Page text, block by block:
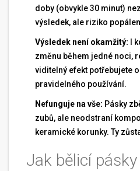
doby (obvykle 30 minut)
výsledek, ale riziko
Výsledek není okamžitý: I
změnu během jedné noci,
viditelný efekt potřebujete
pravidelného používání.
Nefunguje na vše: Pásky
zubů, ale neodstraní
keramické korunky. Ty
Jak bělicí